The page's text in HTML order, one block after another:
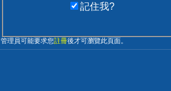
記住我?
管理員可能要求您註冊後才可瀏覽此頁面。